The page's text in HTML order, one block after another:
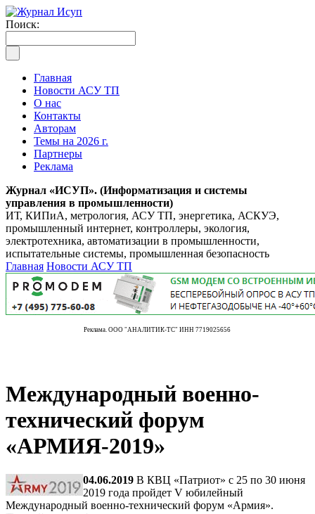
Поиск:
Главная
Новости АСУ ТП
О нас
Контакты
Авторам
Темы на 2026 г.
Партнеры
Реклама
Журнал «ИСУП». (Информатизация и системы
управления в промышленности)
ИТ, КИПиА, метрология, АСУ ТП, энергетика, АСКУЭ,
промышленный интернет, контроллеры, экология,
электротехника, автоматизации в промышленности,
испытательные системы, промышленная безопасность
Главная Новости АСУ ТП
Реклама. ООО "АНАЛИТИК-ТС" ИНН 7719025656
Международный военно-
технический форум
«АРМИЯ-2019»
04.06.2019 В КВЦ «Патриот» с 25 по 30 июня
2019 года пройдет V юбилейный
Международный военно-технический форум «Армия».